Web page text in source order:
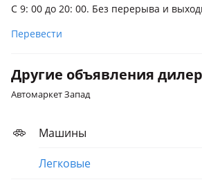
С 9: 00 до 20: 00. Без перерыва и
Перевести
Другие объявления
Автомаркет Запад
Машины
Легковые